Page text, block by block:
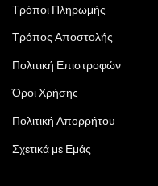
Τρόποι Πληρωμής
Τρόπος Αποστολής
Πολιτική Επιστροφών
Όροι Χρήσης
Πολιτική Απορρήτου
Σχετικά με Εμάς